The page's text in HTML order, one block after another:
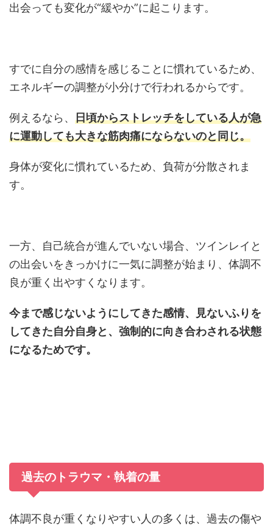
出会っても変化が“緩やか”に起こります。
すでに自分の感情を感じることに慣れているため、
エネルギーの調整が小分けで行われるからです。
例えるなら、 日頃からストレッチをしている人が急
に運動しても大きな筋肉痛にならないのと同じ。
身体が変化に慣れているため、負荷が分散されま
す。
一方、自己統合が進んでいない場合、ツインレイと
の出会いをきっかけに一気に調整が始まり、体調不
良が重く出やすくなります。
今まで感じないようにしてきた感情、見ないふりを
してきた自分自身と、強制的に向き合わされる状態
になるためです。
過去のトラウマ・執着の量
体調不良が重くなりやすい人の多くは、過去の傷や